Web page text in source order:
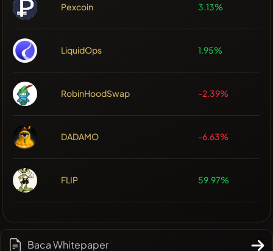
Pexcoin 3.13%
LiquidOps 1.95%
RobinHoodSwap -2.39%
DADAMO -6.63%
FLIP 59.97%
Baca Whitepaper